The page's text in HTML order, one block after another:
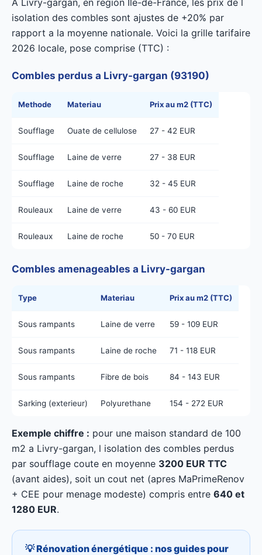
A Livry-gargan, en region Ile-de-France, les prix de l
isolation des combles sont ajustes de +20% par
rapport a la moyenne nationale. Voici la grille tarifaire
2026 locale, pose comprise (TTC) :
Combles perdus a Livry-gargan (93190)
Methode Materiau Prix au m2 (TTC)
Soufflage Ouate de cellulose 27 - 42 EUR
Soufflage Laine de verre 27 - 38 EUR
Soufflage Laine de roche 32 - 45 EUR
Rouleaux Laine de verre 43 - 60 EUR
Rouleaux Laine de roche 50 - 70 EUR
Combles amenageables a Livry-gargan
Type Materiau Prix au m2 (TTC)
Sous rampants Laine de verre 59 - 109 EUR
Sous rampants Laine de roche 71 - 118 EUR
Sous rampants Fibre de bois 84 - 143 EUR
Sarking (exterieur) Polyurethane 154 - 272 EUR
Exemple chiffre : pour une maison standard de 100
m2 a Livry-gargan, l isolation des combles perdus
par soufflage coute en moyenne 3200 EUR TTC
(avant aides), soit un cout net (apres MaPrimeRenov
+ CEE pour menage modeste) compris entre 640 et
1280 EUR.
💡 Rénovation énergétique : nos guides pour